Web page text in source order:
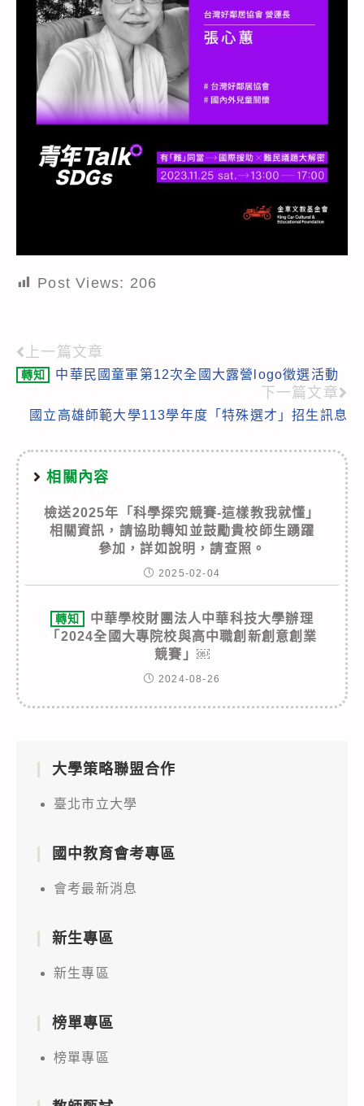
Post Views: 206
Read
more
articles
上一篇文章
轉知 中華民國童軍第12次全國大露營logo徵選活動
下一篇文章
國立高雄師範大學113學年度「特殊選才」招生訊息
相關內容
檢送2025年「科學探究競賽-這樣教我就懂」
相關資訊，請協助轉知並鼓勵貴校師生踴躍
參加，詳如說明，請查照。
2025-02-04
轉知
中華學校財團法人中華科技大學辦理
「2024全國大專院校與高中職創新創意創業
競賽」￼
2024-08-26
大學策略聯盟合作
臺北市立大學
國中教育會考專區
會考最新消息
新生專區
新生專區
榜單專區
榜單專區